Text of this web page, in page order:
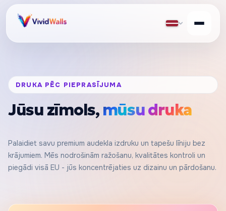
DRUKA PĒC PIEPRASĪJUMA
Jūsu zīmols, mūsu druka
Palaidiet savu premium audekla izdruku un tapešu līniju bez
krājumiem. Mēs nodrošinām ražošanu, kvalitātes kontroli un
piegādi visā EU - jūs koncentrējaties uz dizainu un pārdošanu.